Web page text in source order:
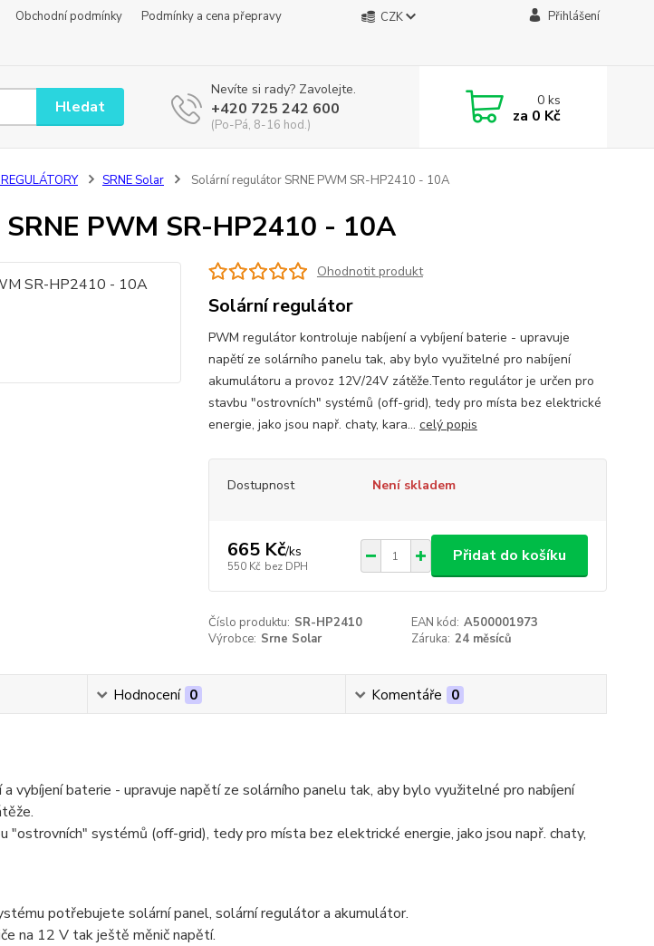
Obchodní podmínky
Podmínky a cena přepravy
CZK Přihlášení
Hledat
Nevíte si rady? Zavolejte.
+420 725 242 600
(Po-Pá, 8-16 hod.)
0ks
za 0 Kč
SRNE Solar Solární regulátor SRNE PWM SR-HP2410 - 10A
PWM SR-HP2410 - 10A
Ohodnotit produkt
Solární regulátor
PWM regulátor kontroluje nabíjení a vybíjení baterie - upravuje
napětí ze solárního panelu tak, aby bylo využitelné pro nabíjení
akumulátoru a provoz 12V/24V zátěže.Tento regulátor je určen pro
stavbu "ostrovních" systémů (off-grid), tedy pro místa bez elektrické
energie, jako jsou např. chaty, kara... celý popis
Dostupnost Není skladem
665 Kč/ks
550 Kč bez DPH
Přidat do košíku
Číslo produktu: SR-HP2410 EAN kód: A500001973
Výrobce: Srne Solar Záruka: 24 měsíců
Hodnocení 0 Komentáře 0
vybíjení baterie - upravuje napětí ze solárního panelu tak, aby bylo využitelné pro nabíjení
"ostrovních" systémů (off-grid), tedy pro místa bez elektrické energie, jako jsou např. chaty,
potřebujete solární panel, solární regulátor a akumulátor.
na 12 V tak ještě měnič napětí.